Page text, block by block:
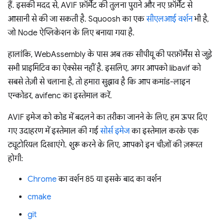
हैं. इसकी मदद से, AVIF फ़ॉर्मैट की तुलना पुराने और नए फ़ॉर्मैट से
आसानी से की जा सकती है. Squoosh का एकसीएलआई वर्शनभी है,
जो Node ऐप्लिकेशन के लिए बनाया गया है.
हालांकि, WebAssembly के पास अब तक सीपीयू की परफ़ॉर्मेंस से जुड़े
सभी प्राइमिटिव का ऐक्सेस नहीं है. इसलिए, अगर आपको libavif को
सबसे तेज़ी से चलाना है, तो हमारा सुझाव है कि आप कमांड-लाइन
एन्कोडर, avifenc का इस्तेमाल करें.
AVIF इमेज को कोड में बदलने का तरीका जानने के लिए, हम ऊपर दिए
गए उदाहरण में इस्तेमाल की गईसोर्स इमेजका इस्तेमाल करके एक
ट्यूटोरियल दिखाएंगे. शुरू करने के लिए, आपको इन चीज़ों की ज़रूरत
होगी:
Chromeका वर्शन 85 या इसके बाद का वर्शन
cmake
git